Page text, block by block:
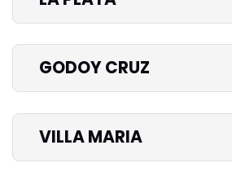
GODOY CRUZ
VILLA MARIA